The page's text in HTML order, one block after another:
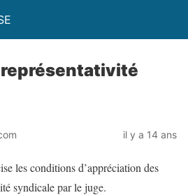
représentativité
il y a 14 ans
les conditions d’appréciation des
syndicale par le juge.